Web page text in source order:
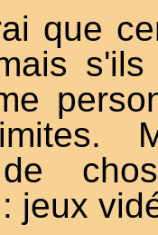
que
de
jeux